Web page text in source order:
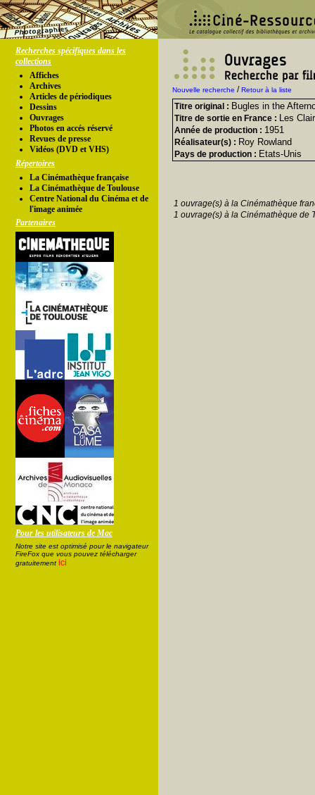
Recherches spécifiques dans les
collections
Affiches
Archives
Articles de périodiques
Dessins
Ouvrages
Photos en accés réservé
Revues de presse
Vidéos (DVD et VHS)
Répertoires
La Cinémathèque française
La Cinémathèque de Toulouse
Centre National du Cinéma et de
l'image animée
Partenaires
Pour les utilisateurs de Mac
Notre site est optimisé pour le navigateur
FireFox que vous pouvez télécharger
gratuitement ici
Nouvelle recherche /Retour à la liste
Titre original : Bugles in the
Titre de sortie en France : Les
Année de production : 1951
Réalisateur(s) : Roy Rowland
Pays de production : Etats-Unis
1 ouvrage(s) à la Cinémathèque
1 ouvrage(s) à la Cinémathèque de